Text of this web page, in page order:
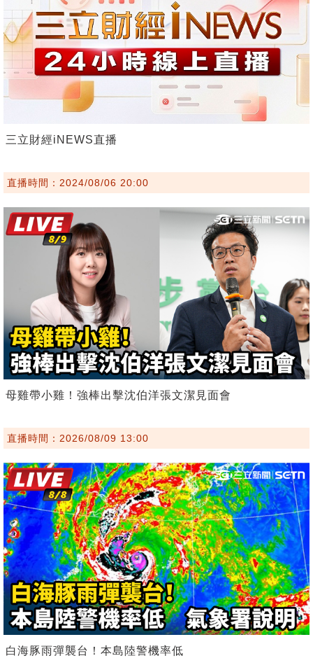
三立財經iNEWS直播
直播時間：2024/08/06 20:00
母雞帶小雞！強棒出擊沈伯洋張文潔見面會
直播時間：2026/08/09 13:00
白海豚雨彈襲台！本島陸警機率低